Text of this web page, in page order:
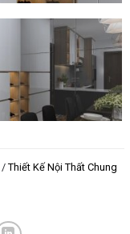
/ Thiết Kế Nội Thất Chung